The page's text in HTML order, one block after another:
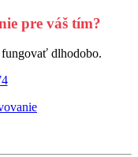
pre váš tím?
dlhodobo.